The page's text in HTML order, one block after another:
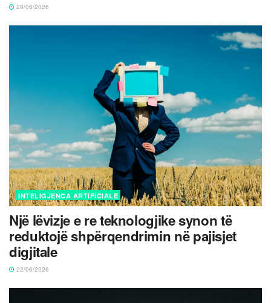
29/06/2026
INTELIGJENCA ARTIFICIALE
Një lëvizje e re teknologjike synon të
reduktojë shpërqendrimin në pajisjet
digjitale
22/06/2026